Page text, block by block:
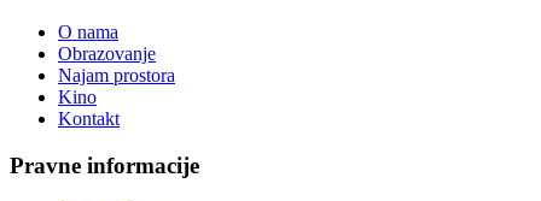
O nama
Obrazovanje
Najam prostora
Kino
Kontakt
Pravne informacije